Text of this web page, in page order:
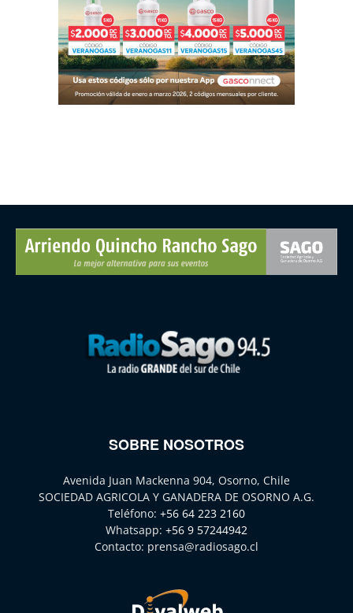
SOBRE NOSOTROS
Avenida Juan Mackenna 904, Osorno, Chile
SOCIEDAD AGRICOLA Y GANADERA DE OSORNO A.G.
Teléfono: +56 64 223 2160
Whatsapp: +56 9 57244942
Contacto: prensa@radiosago.cl